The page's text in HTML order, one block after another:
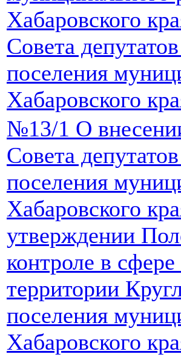
Хабаровского
Совета
поселения
Хабаровского
№13/1 О
Совета
поселения
Хабаровского
утверждении
контроле в сфере
территории
поселения
Хабаровского